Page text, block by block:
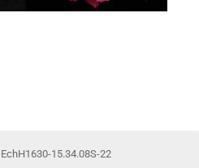
EchH1630-15.34.08S-22